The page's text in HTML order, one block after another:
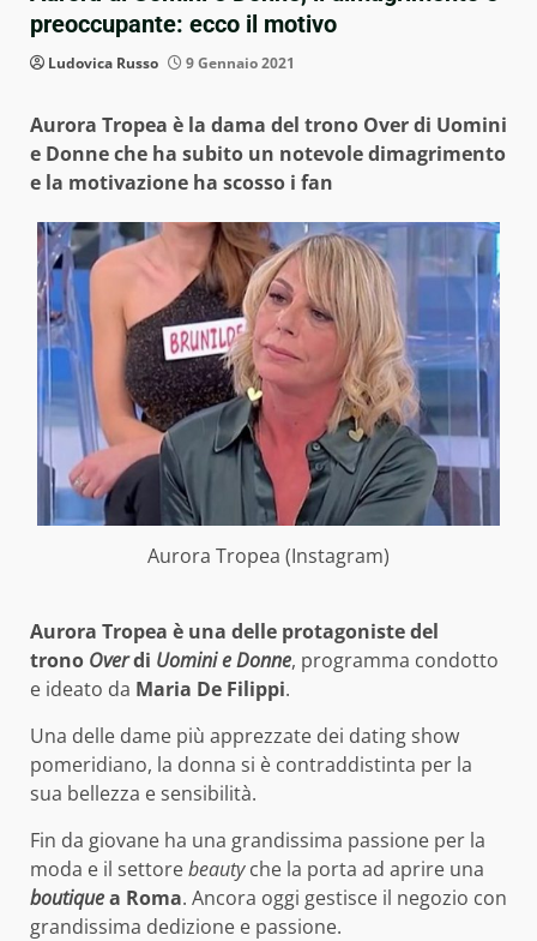
preoccupante: ecco il motivo
Ludovica Russo 9 Gennaio 2021
Aurora Tropea è la dama del trono Over di Uomini
e Donne che ha subito un notevole dimagrimento
e la motivazione ha scosso i fan
Aurora Tropea (Instagram)
Aurora Tropea è una delle protagoniste del
trono Overdi Uomini e Donne, programma condotto
e ideato da Maria De Filippi.
Una delle dame più apprezzate dei dating show
pomeridiano, la donna si è contraddistinta per la
sua bellezza e sensibilità.
Fin da giovane ha una grandissima passione per la
moda e il settorebeautyche la porta ad aprire una
boutiquea Roma. Ancora oggi gestisce il negozio con
grandissima dedizione e passione.